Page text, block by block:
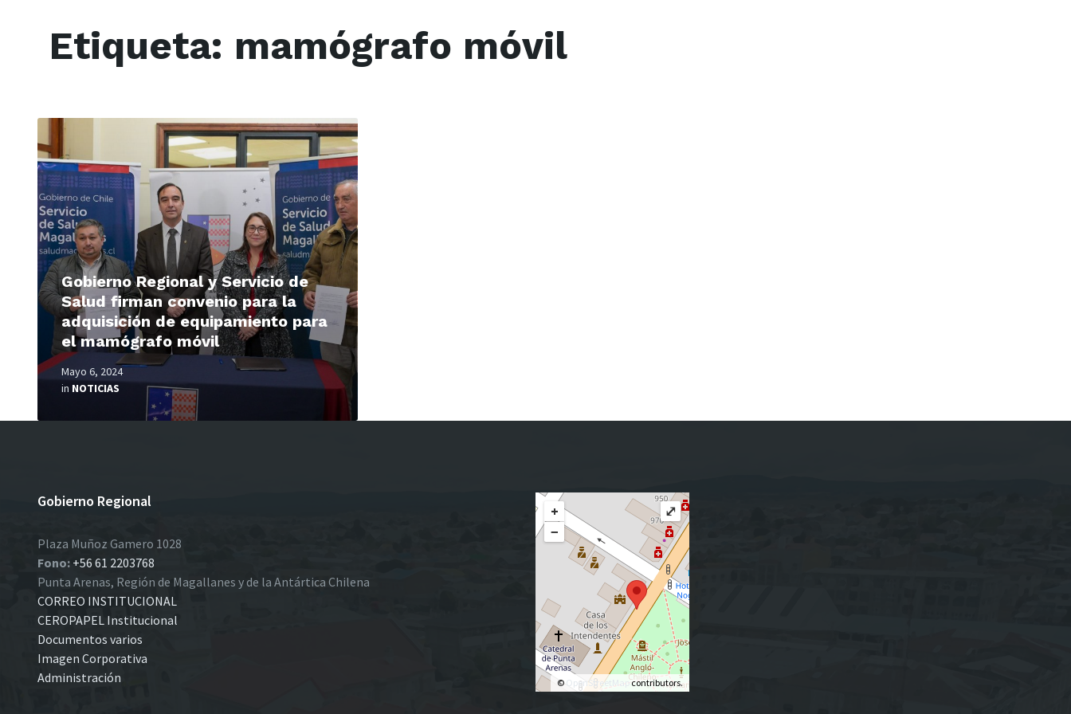
Etiqueta: mamógrafo móvil
Gobierno Regional y Servicio de
Salud firman convenio para la
adquisición de equipamiento para
el mamógrafo móvil
Mayo 6, 2024
in NOTICIAS
Read
More
Gobierno Regional
Plaza Muñoz Gamero 1028
Fono: +56 61 2203768
Punta Arenas, Región de Magallanes y de la Antártica Chilena
CORREO INSTITUCIONAL
CEROPAPEL Institucional
Documentos varios
Imagen Corporativa
Administración
+
−
© OpenStreetMapcontributors.
⤢